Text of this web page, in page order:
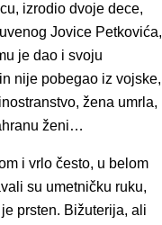
izrodio dvoje dece,
Jovice Petkovića,
je dao i svoju
nije pobegao iz vojske,
žena umrla,
ženi…
i vrlo često, u belom
su umetničku ruku,
prsten. Bižuterija, ali